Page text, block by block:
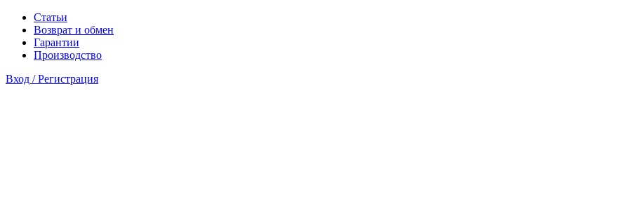
Статьи
Возврат и обмен
Гарантии
Производство
Вход / Регистрация